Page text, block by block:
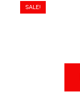
SALE!